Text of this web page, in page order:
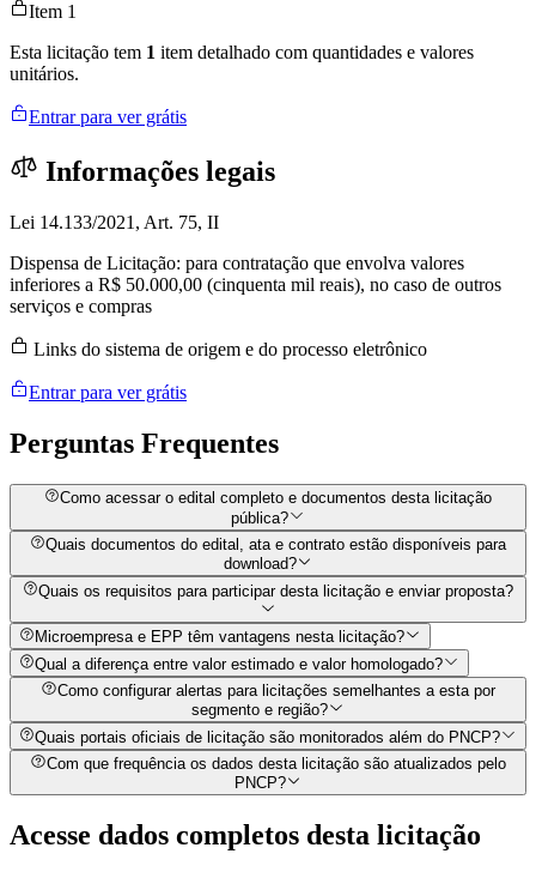
Item 1
Esta licitação tem 1 item detalhado com quantidades e valores
unitários.
Entrar para ver grátis
Informações legais
Lei 14.133/2021, Art. 75, II
Dispensa de Licitação: para contratação que envolva valores
inferiores a R$ 50.000,00 (cinquenta mil reais), no caso de outros
serviços e compras
Links do sistema de origem e do processo eletrônico
Entrar para ver grátis
Perguntas Frequentes
Como acessar o edital completo e documentos desta licitação
pública?
Quais documentos do edital, ata e contrato estão disponíveis para
download?
Quais os requisitos para participar desta licitação e enviar proposta?
Microempresa e EPP têm vantagens nesta licitação?
Qual a diferença entre valor estimado e valor homologado?
Como configurar alertas para licitações semelhantes a esta por
segmento e região?
Quais portais oficiais de licitação são monitorados além do PNCP?
Com que frequência os dados desta licitação são atualizados pelo
PNCP?
Acesse dados completos desta licitação